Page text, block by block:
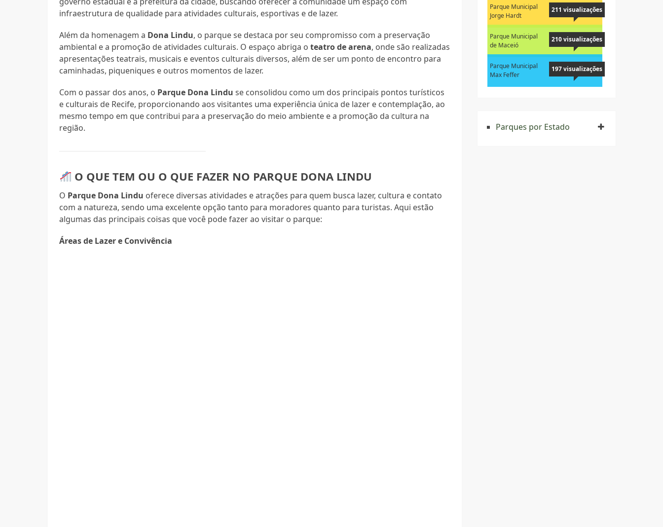
infraestrutura de qualidade para atividades culturais, esportivas e de lazer.
Além da homenagem a Dona Lindu, o parque se destaca por seu compromisso com a preservação
ambiental e a promoção de atividades culturais. O espaço abriga oteatro de arena, onde são realizadas
apresentações teatrais, musicais e eventos culturais diversos, além de ser um ponto de encontro para
caminhadas, piqueniques e outros momentos de lazer.
Com o passar dos anos, o Parque Dona Lindu se consolidou como um dos principais pontos turísticos
e culturais de Recife, proporcionando aos visitantes uma experiência única de lazer e contemplação, ao
mesmo tempo em que contribui para a preservação do meio ambiente e a promoção da cultura na
região.
O QUE TEM OU O QUE FAZER NO PARQUE DONA LINDU
O Parque Dona Lindu oferece diversas atividades e atrações para quem busca lazer, cultura e contato
com a natureza, sendo uma excelente opção tanto para moradores quanto para turistas. Aqui estão
algumas das principais coisas que você pode fazer ao visitar o parque:
Áreas de Lazer e Convivência
211 visualizações
Parque Municipal
Jorge Hardt
210 visualizações
Parque Municipal
de Maceió
197 visualizações
Parque Municipal
Max Feffer
Parques por Estado